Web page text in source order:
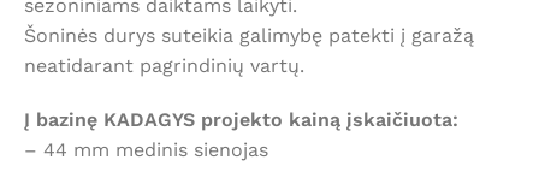
sezoniniams daiktams laikyti.
Šoninės durys suteikia galimybę patekti į garažą
neatidarant pagrindinių vartų.
Į bazinę KADAGYS projekto kainą įskaičiuota:
– 44 mm medinis sienojas